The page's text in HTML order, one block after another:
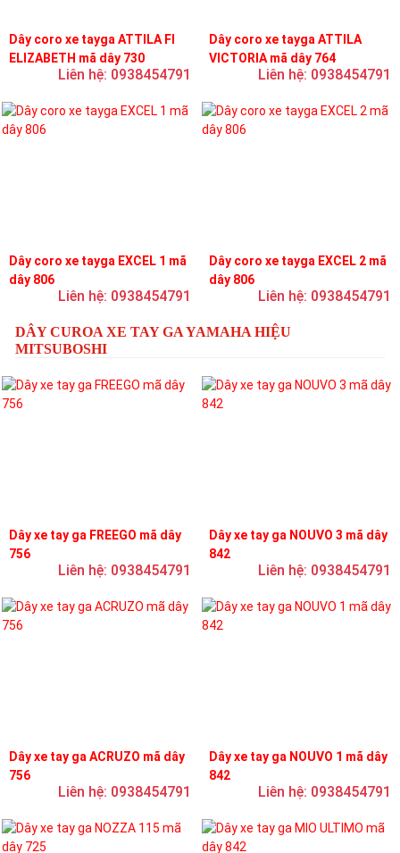
Dây coro xe tayga ATTILA FI
ELIZABETH mã dây 730
Liên hệ: 0938454791
Dây coro xe tayga ATTILA
VICTORIA mã dây 764
Liên hệ: 0938454791
Dây coro xe tayga EXCEL 1 mã
dây 806
Liên hệ: 0938454791
Dây coro xe tayga EXCEL 2 mã
dây 806
Liên hệ: 0938454791
DÂY CUROA XE TAY GA YAMAHA HIỆU
MITSUBOSHI
Dây xe tay ga FREEGO mã dây
756
Liên hệ: 0938454791
Dây xe tay ga NOUVO 3 mã dây
842
Liên hệ: 0938454791
Dây xe tay ga ACRUZO mã dây
756
Liên hệ: 0938454791
Dây xe tay ga NOUVO 1 mã dây
842
Liên hệ: 0938454791